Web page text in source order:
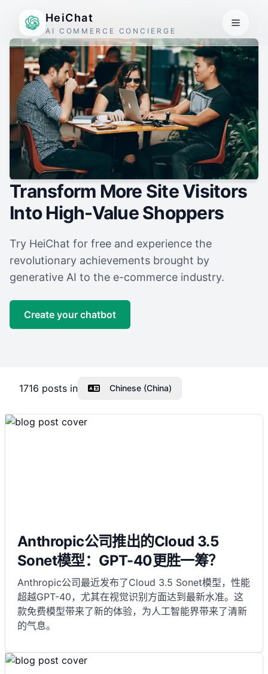
HeiChat
AI COMMERCE CONCIERGE
Transform More Site Visitors
Into High-Value Shoppers
Try HeiChat for free and experience the
revolutionary achievements brought by
generative AI to the e-commerce industry.
Create your chatbot
1716 posts in Chinese (China)
Anthropic公司推出的Cloud 3.5
Sonet模型：GPT-40更胜一筹？
Anthropic公司最近发布了Cloud 3.5 Sonet模型，性能
超越GPT-40，尤其在视觉识别方面达到最新水准。这
款免费模型带来了新的体验，为人工智能界带来了清新
的气息。